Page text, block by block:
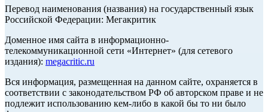
Перевод наименования (названия) на государственный язык
Российской Федерации: Мегакритик
Доменное имя сайта в информационно-
телекоммуникационной сети «Интернет» (для сетевого
издания): megacritic.ru
Вся информация, размещенная на данном сайте, охраняется в
соответствии с законодательством РФ об авторском праве и не
подлежит использованию кем-либо в какой бы то ни было